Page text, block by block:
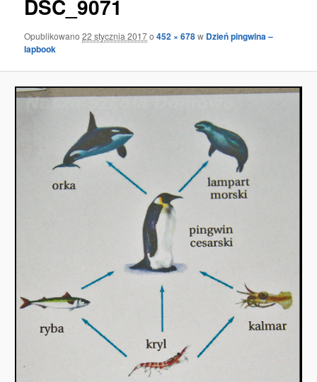
DSC_9071
Opublikowano22 stycznia 2017o452 × 678w Dzień pingwina –
lapbook